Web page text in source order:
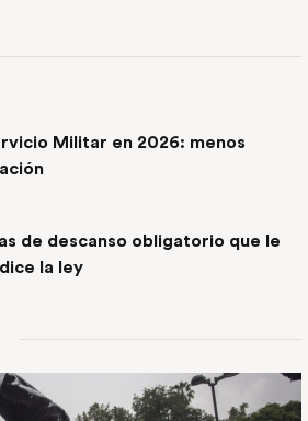
Militar en 2026: menos
de descanso obligatorio que le
la ley